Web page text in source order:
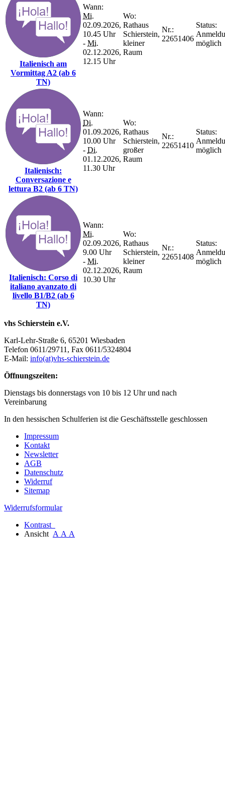
Italienisch am
Vormittag A2 (ab 6
TN)
Wann:
Mi.
02.09.2026,
10.45 Uhr
- Mi.
02.12.2026,
12.15 Uhr
Wo:
Rathaus
Schierstein,
kleiner
Raum
Nr.:
22651406
Status:
möglich
Italienisch:
Conversazione e
lettura B2 (ab 6 TN)
Wann:
Di.
01.09.2026,
10.00 Uhr
- Di.
01.12.2026,
11.30 Uhr
Wo:
Rathaus
Schierstein,
großer
Raum
Nr.:
22651410
Status:
möglich
Italienisch: Corso di
italiano avanzato di
livello B1/B2 (ab 6
TN)
Wann:
Mi.
02.09.2026,
9.00 Uhr
- Mi.
02.12.2026,
10.30 Uhr
Wo:
Rathaus
Schierstein,
kleiner
Raum
Nr.:
22651408
Status:
möglich
vhs Schierstein e.V.
Karl-Lehr-Straße 6, 65201 Wiesbaden
Telefon 0611/29711, Fax 0611/5324804
E-Mail: info(at)vhs-schierstein.de
Öffnungszeiten:
Dienstags bis donnerstags von 10 bis 12 Uhr und nach
Vereinbarung
In den hessischen Schulferien ist die Geschäftsstelle geschlossen
Impressum
Kontakt
Newsletter
AGB
Datenschutz
Widerruf
Sitemap
Widerrufsformular
Kontrast
Ansicht A A A